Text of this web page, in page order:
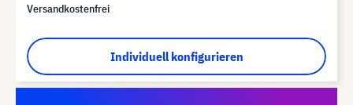
Versandkostenfrei
Individuell konfigurieren